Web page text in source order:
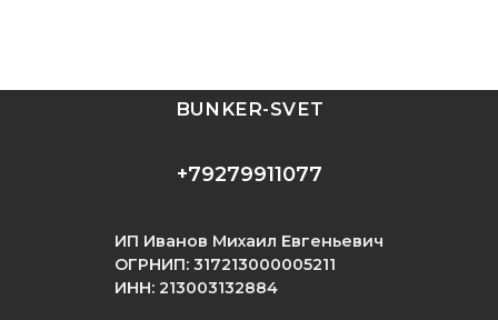
+79279911077
BUNKER-SVET
ИП Иванов Михаил Евгеньевич
ОГРНИП: 317213000005211
ИНН: 213003132884